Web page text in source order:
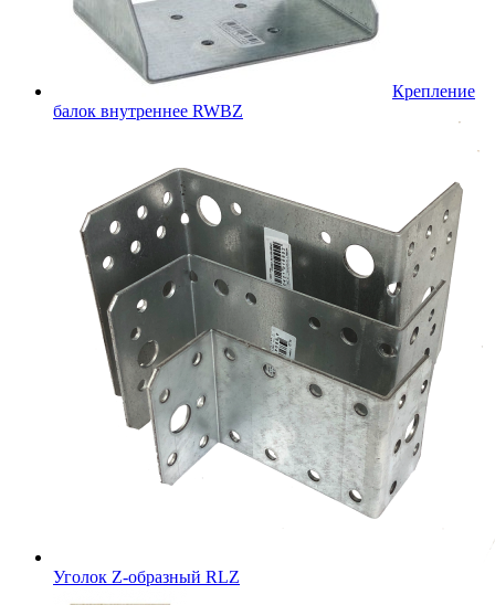
Крепление
балок внутреннее RWBZ
Уголок Z-образный RLZ